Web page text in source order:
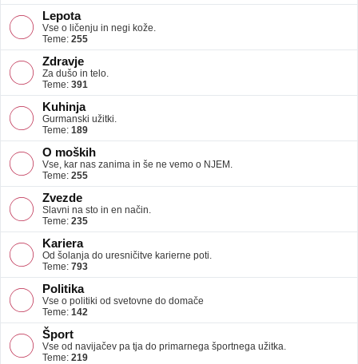
Lepota
Vse o ličenju in negi kože.
Teme: 255
Zdravje
Za dušo in telo.
Teme: 391
Kuhinja
Gurmanski užitki.
Teme: 189
O moških
Vse, kar nas zanima in še ne vemo o NJEM.
Teme: 255
Zvezde
Slavni na sto in en način.
Teme: 235
Kariera
Od šolanja do uresničitve karierne poti.
Teme: 793
Politika
Vse o politiki od svetovne do domače
Teme: 142
Šport
Vse od navijačev pa tja do primarnega športnega užitka.
Teme: 219